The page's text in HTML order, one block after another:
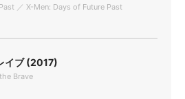
／ X-Men: Days of Future Past
イブ (2017)
Brave